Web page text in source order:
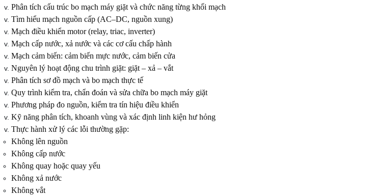
Phân tích cấu trúc bo mạch máy giặt và chức năng từng khối mạch
Tìm hiểu mạch nguồn cấp (AC–DC, nguồn xung)
Mạch điều khiển motor (relay, triac, inverter)
Mạch cấp nước, xả nước và các cơ cấu chấp hành
Mạch cảm biến: cảm biến mực nước, cảm biến cửa
Nguyên lý hoạt động chu trình giặt: giặt – xả – vắt
Phân tích sơ đồ mạch và bo mạch thực tế
Quy trình kiểm tra, chẩn đoán và sửa chữa bo mạch máy giặt
Phương pháp đo nguồn, kiểm tra tín hiệu điều khiển
Kỹ năng phân tích, khoanh vùng và xác định linh kiện hư hỏng
Thực hành xử lý các lỗi thường gặp:
Không lên nguồn
Không cấp nước
Không quay hoặc quay yếu
Không xả nước
Không vắt